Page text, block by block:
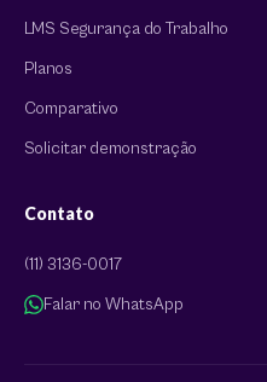
LMS Segurança do Trabalho
Planos
Comparativo
Solicitar demonstração
Contato
(11) 3136-0017
Falar no WhatsApp